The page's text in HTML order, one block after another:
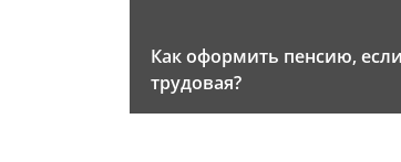
Как оформить пенсию,
трудовая?